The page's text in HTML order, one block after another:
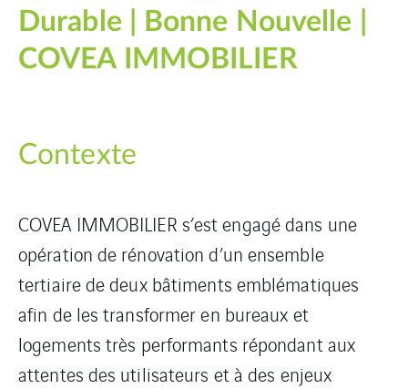
Durable | Bonne Nouvelle |
COVEA IMMOBILIER
Contexte
COVEA IMMOBILIER s’est engagé dans une
opération de rénovation d’un ensemble
tertiaire de deux bâtiments emblématiques
afin de les transformer en bureaux et
logements très performants répondant aux
attentes des utilisateurs et à des enjeux